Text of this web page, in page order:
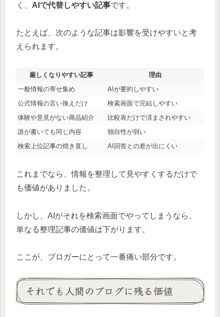
く、 AIで代替しやすい記事です。
たとえば、次のような記事は影響を受けやすいと考
えられます。
厳しくなりやすい記事
理由
一般情報の寄せ集め
AIが要約しやすい
公式情報の言い換えだけ
検索画面で完結しやすい
体験や意見がない商品紹介
比較表だけで済まされやすい
誰が書いても同じ内容
独自性が弱い
検索上位記事の焼き直し
AI回答との差が出にくい
これまでなら、情報を整理して見やすくするだけで
も価値がありました。
しかし、AIがそれを検索画面でやってしまうなら、
単なる整理記事の価値は下がります。
ここが、ブロガーにとって一番痛い部分です。
それでも人間のブログに残る価値